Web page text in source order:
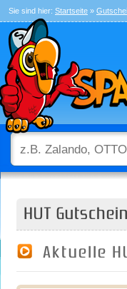
Sie sind hier: Startseite »
HUT
Aktuelle